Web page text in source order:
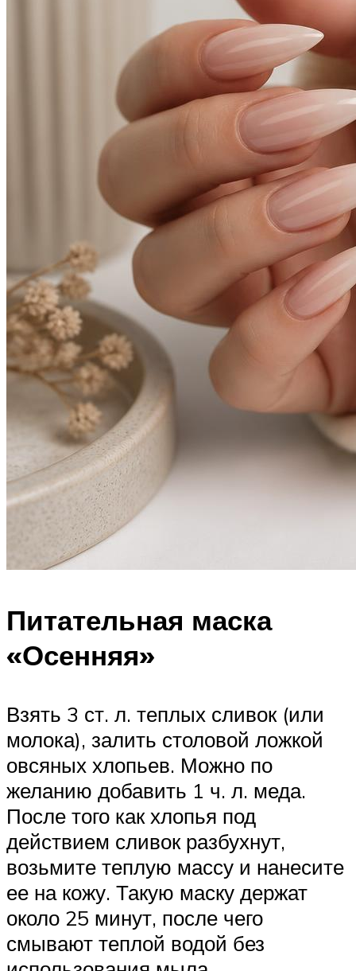
Питательная маска
«Осенняя»
Взять 3 ст. л. теплых сливок (или
молока), залить столовой ложкой
овсяных хлопьев. Можно по
желанию добавить 1 ч. л. меда.
После того как хлопья под
действием сливок разбухнут,
возьмите теплую массу и нанесите
ее на кожу. Такую маску держат
около 25 минут, после чего
смывают теплой водой без